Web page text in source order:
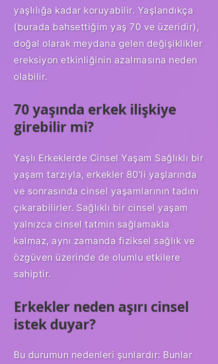
yaşlılığa kadar koruyabilir. Yaşlandıkça
(burada bahsettiğim yaş 70 ve üzeridir),
doğal olarak meydana gelen değişiklikler
ereksiyon etkinliğinin azalmasına neden
olabilir.
70 yaşında erkek ilişkiye
girebilir mi?
Yaşlı Erkeklerde Cinsel Yaşam Sağlıklı bir
yaşam tarzıyla, erkekler 80’li yaşlarında
ve sonrasında cinsel yaşamlarının tadını
çıkarabilirler. Sağlıklı bir cinsel yaşam
yalnızca cinsel tatmin sağlamakla
kalmaz, aynı zamanda fiziksel sağlık ve
özgüven üzerinde de olumlu etkilere
sahiptir.
Erkekler neden aşırı cinsel
istek duyar?
Bu durumun nedenleri şunlardır: Bunlar